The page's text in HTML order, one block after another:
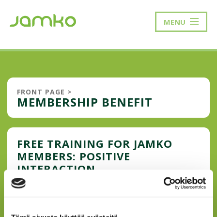
MENU
FRONT PAGE >
MEMBERSHIP BENEFIT
FREE TRAINING FOR JAMKO
MEMBERS: POSITIVE
INTERACTION
JAMKO Academy has traditionally been a part of the study
course Being a student active in Jamk and its first trainings